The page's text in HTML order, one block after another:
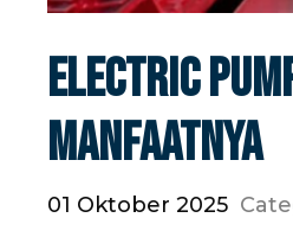
Electric
Manfaatnya
01 Oktober 2025